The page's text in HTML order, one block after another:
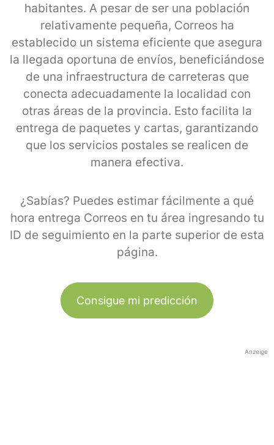
habitantes. A pesar de ser una población
relativamente pequeña, Correos ha
establecido un sistema eficiente que asegura
la llegada oportuna de envíos, beneficiándose
de una infraestructura de carreteras que
conecta adecuadamente la localidad con
otras áreas de la provincia. Esto facilita la
entrega de paquetes y cartas, garantizando
que los servicios postales se realicen de
manera efectiva.
¿Sabías? Puedes estimar fácilmente a qué
hora entrega Correos en tu área ingresando tu
ID de seguimiento en la parte superior de esta
página.
Consigue mi predicción
Anzeige